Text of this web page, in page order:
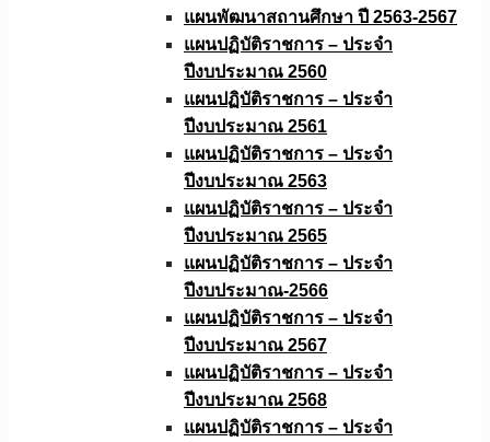
แผนพัฒนาสถานศึกษา ปี 2563-2567
แผนปฏิบัติราชการ – ประจำ
ปีงบประมาณ 2560
แผนปฏิบัติราชการ – ประจำ
ปีงบประมาณ 2561
แผนปฏิบัติราชการ – ประจำ
ปีงบประมาณ 2563
แผนปฏิบัติราชการ – ประจำ
ปีงบประมาณ 2565
แผนปฏิบัติราชการ – ประจำ
ปีงบประมาณ-2566
แผนปฏิบัติราชการ – ประจำ
ปีงบประมาณ 2567
แผนปฏิบัติราชการ – ประจำ
ปีงบประมาณ 2568
แผนปฏิบัติราชการ – ประจำ